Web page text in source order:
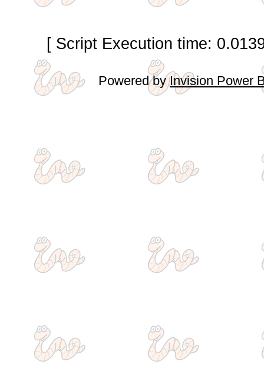
[ Script Execution time:
Powered byInvision Power